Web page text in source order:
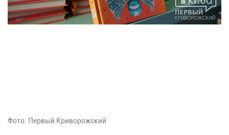
Фото: Первый Криворожский